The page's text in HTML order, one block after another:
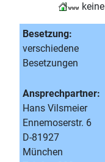
keine
Besetzung:
verschiedene
Besetzungen
Ansprechpartner:
Hans Vilsmeier
Ennemoserstr. 6
D-81927
München